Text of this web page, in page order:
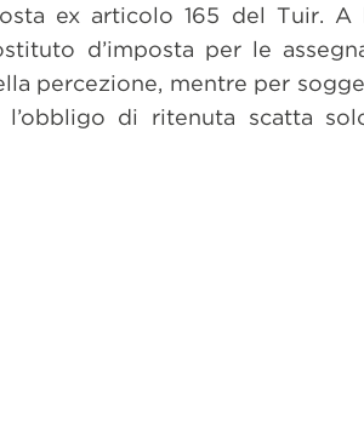
ex articolo 165 del Tuir.
d’imposta per le
percezione, mentre per
di ritenuta scatta